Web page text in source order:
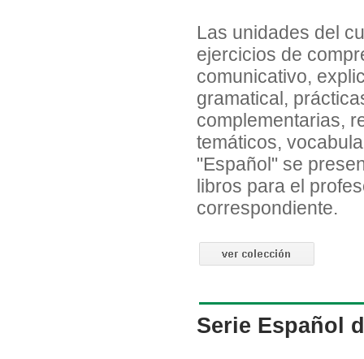
Las unidades del
ejercicios de
comunicativo,
gramatical,
complementarias,
temáticos,
"Español" se
libros para el
correspondiente.
Serie Español